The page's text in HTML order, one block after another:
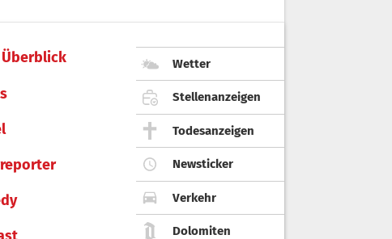
Überblick Wetter
Stellenanzeigen
Todesanzeigen
Newsticker
Verkehr
Dolomiten